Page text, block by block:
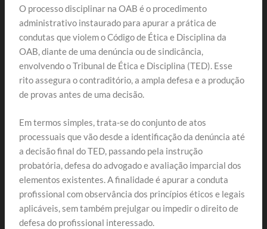
O processo disciplinar na OAB é o procedimento
administrativo instaurado para apurar a prática de
condutas que violem o Código de Ética e Disciplina da
OAB, diante de uma denúncia ou de sindicância,
envolvendo o Tribunal de Ética e Disciplina (TED). Esse
rito assegura o contraditório, a ampla defesa e a produção
de provas antes de uma decisão.
Em termos simples, trata-se do conjunto de atos
processuais que vão desde a identificação da denúncia até
a decisão final do TED, passando pela instrução
probatória, defesa do advogado e avaliação imparcial dos
elementos existentes. A finalidade é apurar a conduta
profissional com observância dos princípios éticos e legais
aplicáveis, sem também prejulgar ou impedir o direito de
defesa do profissional interessado.